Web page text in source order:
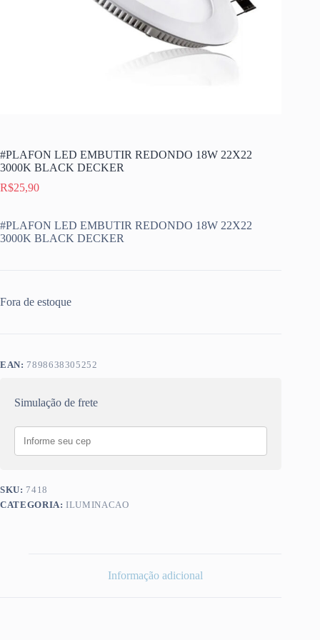
#PLAFON LED EMBUTIR REDONDO 18W 22X22
3000K BLACK DECKER
R$25,90
#PLAFON LED EMBUTIR REDONDO 18W 22X22
3000K BLACK DECKER
Fora de estoque
EAN: 7898638305252
Simulação de frete
SKU: 7418
CATEGORIA:ILUMINACAO
Informação adicional